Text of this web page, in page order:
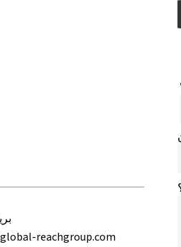
reachgroup.com